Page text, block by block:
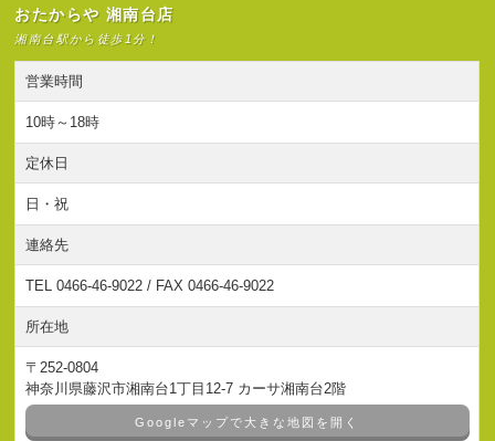
おたからや 湘南台店
湘南台駅から徒歩1分！
営業時間
10時～18時
定休日
日・祝
連絡先
TEL 0466-46-9022 / FAX 0466-46-9022
所在地
〒252-0804
神奈川県藤沢市湘南台1丁目12-7 カーサ湘南台2階
Googleマップで大きな地図を開く